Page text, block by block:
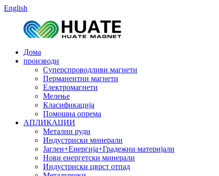
English
Дома
производи
Суперспроводливи магнети
Перманентни магнети
Електромагнети
Мелење
Класификација
Помошна опрема
АПЛИКАЦИИ
Метални руди
Индустриски минерали
Јаглен+Енергија+Градежни материјали
Нови енергетски минерали
Индустриски цврст отпад